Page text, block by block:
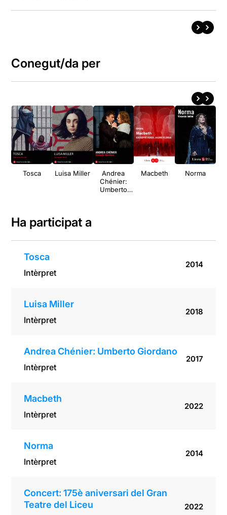
Conegut/da per
Tosca Luisa Miller
Andrea
Chénier:
Umberto
Macbeth Norma
Ha participat a
Tosca
Intèrpret
2014
Luisa Miller
Intèrpret
2018
Andrea Chénier: Umberto Giordano
Intèrpret
2017
Macbeth
Intèrpret
2022
Norma
Intèrpret
2014
Concert: 175è aniversari del Gran
Teatre del Liceu
2022